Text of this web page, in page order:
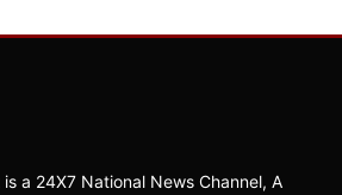
a 24X7 National News Channel, A